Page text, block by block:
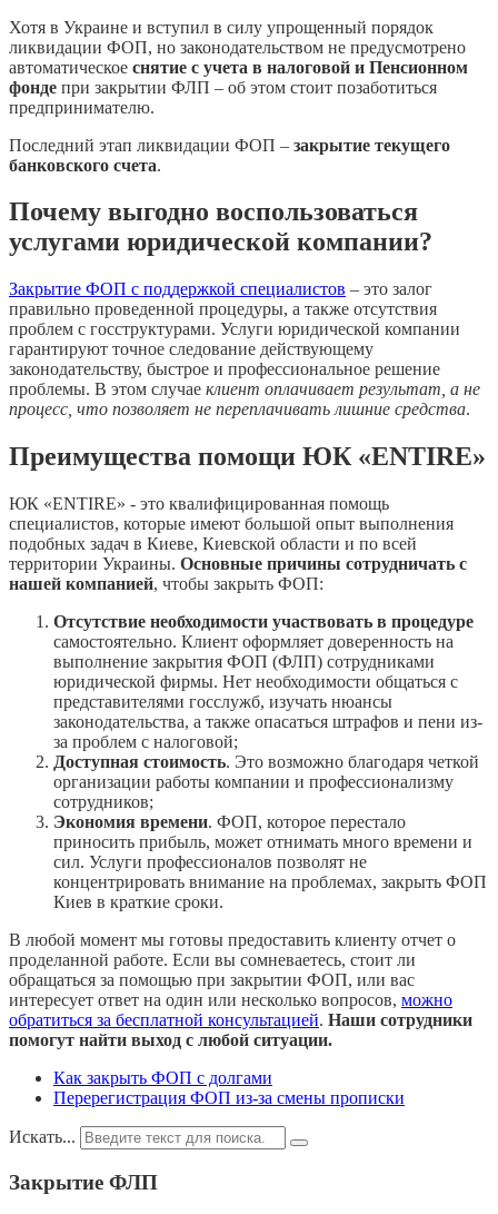
Хотя в Украине и вступил в силу упрощенный порядок
ликвидации ФОП, но законодательством не предусмотрено
автоматическое снятие с учета в налоговой и Пенсионном
фонде при закрытии ФЛП – об этом стоит позаботиться
предпринимателю.
Последний этап ликвидации ФОП – закрытие текущего
банковского счета.
Почему выгодно воспользоваться
услугами юридической компании?
Закрытие ФОП с поддержкой специалистов – это залог
правильно проведенной процедуры, а также отсутствия
проблем с госструктурами. Услуги юридической компании
гарантируют точное следование действующему
законодательству, быстрое и профессиональное решение
проблемы. В этом случае клиент оплачивает результат, а не
процесс, что позволяет не переплачивать лишние средства.
Преимущества помощи ЮК «ENTIRE»
ЮК «ENTIRE» - это квалифицированная помощь
специалистов, которые имеют большой опыт выполнения
подобных задач в Киеве, Киевской области и по всей
территории Украины. Основные причины сотрудничать с
нашей компанией, чтобы закрыть ФОП:
Отсутствие необходимости участвовать в процедуре
самостоятельно. Клиент оформляет доверенность на
выполнение закрытия ФОП (ФЛП) сотрудниками
юридической фирмы. Нет необходимости общаться с
представителями госслужб, изучать нюансы
законодательства, а также опасаться штрафов и пени из-
за проблем с налоговой;
Доступная стоимость. Это возможно благодаря четкой
организации работы компании и профессионализму
сотрудников;
Экономия времени. ФОП, которое перестало
приносить прибыль, может отнимать много времени и
сил. Услуги профессионалов позволят не
концентрировать внимание на проблемах, закрыть ФОП
Киев в краткие сроки.
В любой момент мы готовы предоставить клиенту отчет о
проделанной работе. Если вы сомневаетесь, стоит ли
обращаться за помощью при закрытии ФОП, или вас
интересует ответ на один или несколько вопросов, можно
обратиться за бесплатной консультацией. Наши сотрудники
помогут найти выход с любой ситуации.
Как закрыть ФОП с долгами
Перерегистрация ФОП из-за смены прописки
Искать...
Закрытие ФЛП